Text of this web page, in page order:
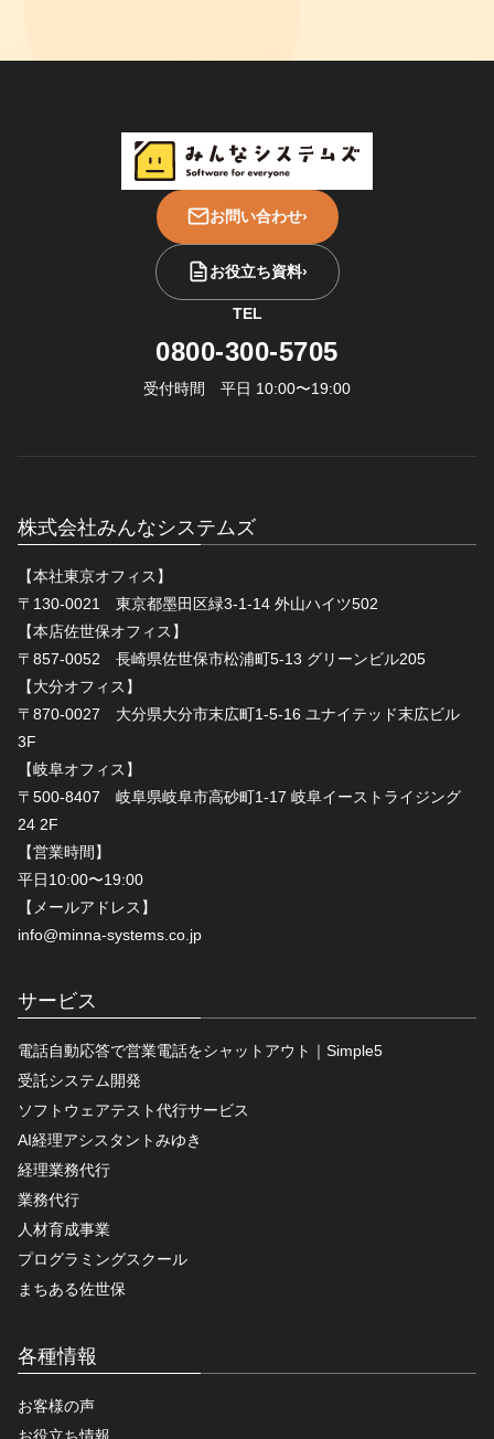
お問い合わせ›
お役立ち資料›
TEL
0800-300-5705
受付時間 平日 10:00〜19:00
株式会社みんなシステムズ
【本社東京オフィス】
〒130-0021 東京都墨田区緑3-1-14 外山ハイツ502
【本店佐世保オフィス】
〒857-0052 長崎県佐世保市松浦町5-13 グリーンビル205
【大分オフィス】
〒870-0027 大分県大分市末広町1-5-16 ユナイテッド末広ビル
3F
【岐阜オフィス】
〒500-8407 岐阜県岐阜市高砂町1-17 岐阜イーストライジング
24 2F
【営業時間】
平日10:00〜19:00
【メールアドレス】
info@minna-systems.co.jp
サービス
電話自動応答で営業電話をシャットアウト｜Simple5
受託システム開発
ソフトウェアテスト代行サービス
AI経理アシスタントみゆき
経理業務代行
業務代行
人材育成事業
プログラミングスクール
まちある佐世保
各種情報
お客様の声